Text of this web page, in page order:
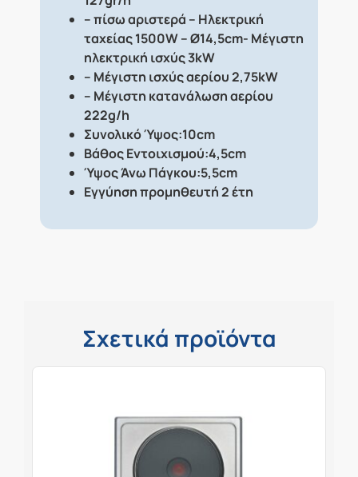
– πίσω αριστερά – Ηλεκτρική
ταχείας 1500W – Ø14,5cm- Μέγιστη
ηλεκτρική ισχύς 3kW
– Μέγιστη ισχύς αερίου 2,75kW
– Μέγιστη κατανάλωση αερίου
222g/h
Συνολικό Ύψος:10cm
Βάθος Εντοιχισμού:4,5cm
Ύψος Άνω Πάγκου:5,5cm
Εγγύηση προμηθευτή 2 έτη
Σχετικά προϊόντα